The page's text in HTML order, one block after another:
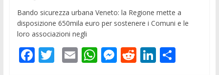
Bando sicurezza urbana Veneto: la Regione mette a
disposizione 650mila euro per sostenere i Comuni e le
loro associazioni negli
F T E W M R Li C